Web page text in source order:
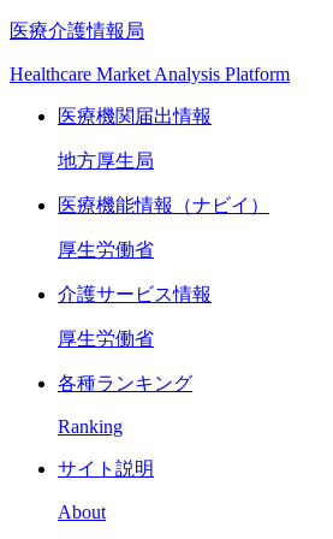
医療介護情報局
Healthcare Market Analysis Platform
医療機関届出情報
地方厚生局
医療機能情報（ナビイ）
厚生労働省
介護サービス情報
厚生労働省
各種ランキング
Ranking
サイト説明
About